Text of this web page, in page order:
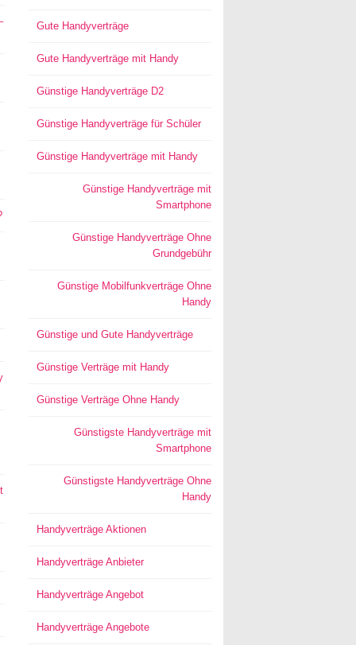
Gute Handyverträge
Gute Handyverträge mit Handy
Günstige Handyverträge D2
Günstige Handyverträge für Schüler
Günstige Handyverträge mit Handy
Günstige Handyverträge mit
Smartphone
Günstige Handyverträge Ohne
Grundgebühr
Günstige Mobilfunkverträge Ohne
Handy
Günstige und Gute Handyverträge
Günstige Verträge mit Handy
Günstige Verträge Ohne Handy
Günstigste Handyverträge mit
Smartphone
Günstigste Handyverträge Ohne
Handy
Handyverträge Aktionen
Handyverträge Anbieter
Handyverträge Angebot
Handyverträge Angebote